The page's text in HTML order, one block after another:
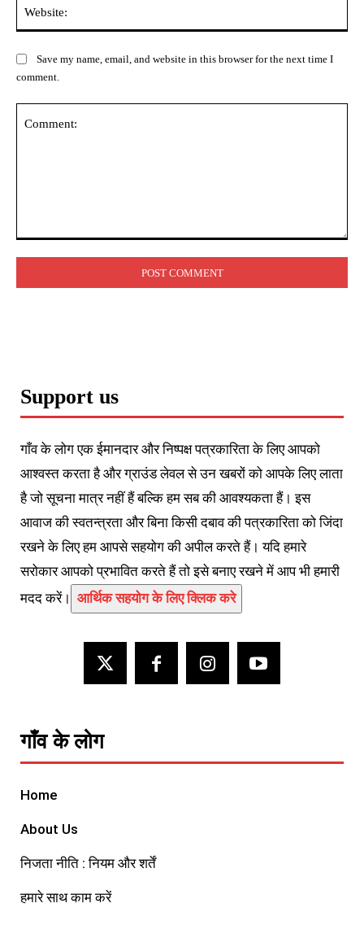
Save my name, email, and website in this browser for the next time I
comment.
Support us
गाँव के लोग एक ईमानदार और निष्पक्ष पत्रकारिता के लिए आपको
आश्वस्त करता है और ग्राउंड लेवल से उन खबरों को आपके लिए लाता
है जो सूचना मात्र नहीं हैं बल्कि हम सब की आवश्यकता हैं। इस
आवाज की स्वतन्त्रता और बिना किसी दबाव की पत्रकारिता को जिंदा
रखने के लिए हम आपसे सहयोग की अपील करते हैं। यदि हमारे
सरोकार आपको प्रभावित करते हैं तो इसे बनाए रखने में आप भी हमारी
मदद करें। आर्थिक सहयोग के लिए क्लिक करे
गाँव के लोग
Home
About Us
निजता नीति : नियम और शर्तें
हमारे साथ काम करें